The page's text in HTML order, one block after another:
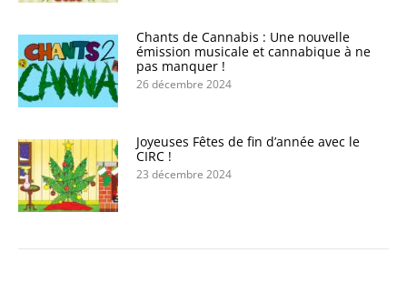
Chants de Cannabis : Une nouvelle
émission musicale et cannabique à ne
pas manquer !
26 décembre 2024
Joyeuses Fêtes de fin d’année avec le
CIRC !
23 décembre 2024